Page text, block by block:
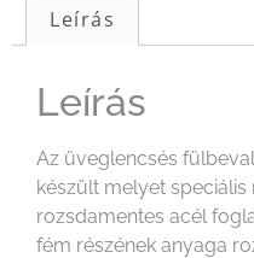
Leírás
Leírás
Az üveglencsés
készült melyet
rozsdamentes acél
fém részének anyaga